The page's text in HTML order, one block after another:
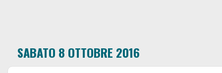
SABATO 8 OTTOBRE 2016